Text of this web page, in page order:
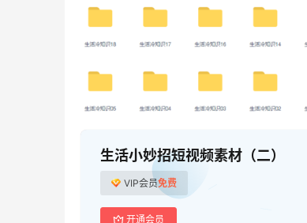
生活小妙招短视频素材（二）
VIP会员免费
开通会员